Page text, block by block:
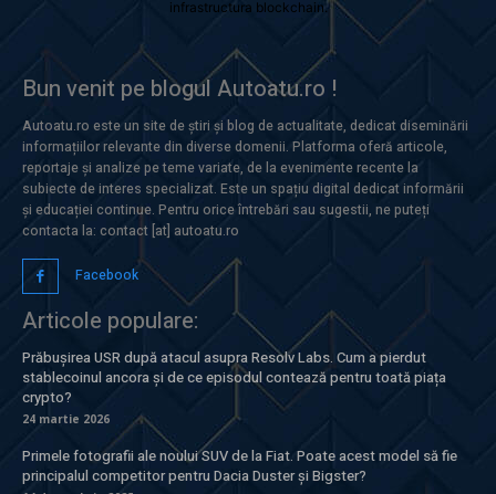
infrastructura blockchain.
Bun venit pe blogul Autoatu.ro !
Autoatu.ro este un site de știri și blog de actualitate, dedicat diseminării
informațiilor relevante din diverse domenii. Platforma oferă articole,
reportaje și analize pe teme variate, de la evenimente recente la
subiecte de interes specializat. Este un spațiu digital dedicat informării
și educației continue. Pentru orice întrebări sau sugestii, ne puteți
contacta la: contact [at] autoatu.ro
Facebook
Articole populare:
Prăbușirea USR după atacul asupra Resolv Labs. Cum a pierdut
stablecoinul ancora și de ce episodul contează pentru toată piața
crypto?
24 martie 2026
Primele fotografii ale noului SUV de la Fiat. Poate acest model să fie
principalul competitor pentru Dacia Duster și Bigster?